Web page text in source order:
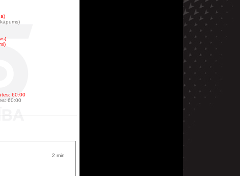
60:00
60:00
2 min